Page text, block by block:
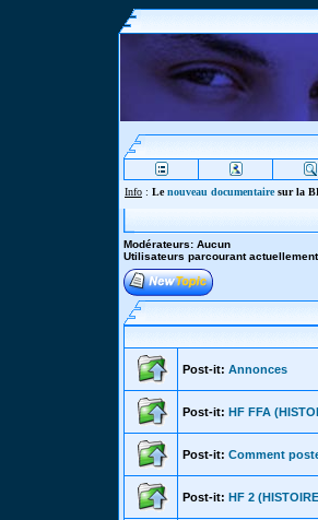
Info : Lenouveau documentairesur la
Modérateurs: Aucun
Utilisateurs parcourant
Post-it: Annonces
Post-it: HF FFA
Post-it: Comment
Post-it: HF 2